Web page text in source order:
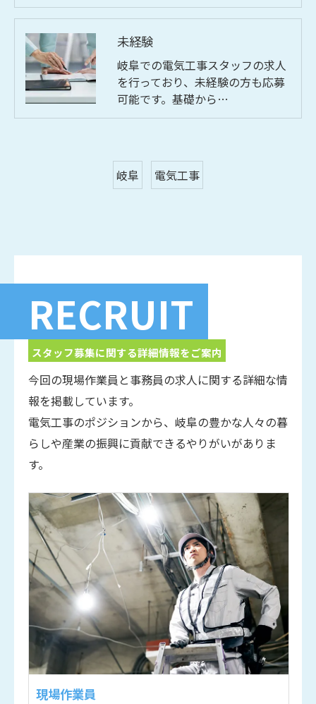
未経験
岐阜での電気工事スタッフの求人
を行っており、未経験の方も応募
可能です。基礎から…
岐阜 電気工事
スタッフ募集に関する詳細情報をご案内
RECRUIT
今回の現場作業員と事務員の求人に関する詳細な情
報を掲載しています。
電気工事のポジションから、岐阜の豊かな人々の暮
らしや産業の振興に貢献できるやりがいがありま
す。
現場作業員